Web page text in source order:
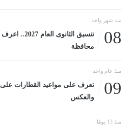
منذ شهر واحد
08
محافظة
منذ عام واحد
09
تعرف على مواعيد القطارات على
والعكس
منذ 13 يومًا